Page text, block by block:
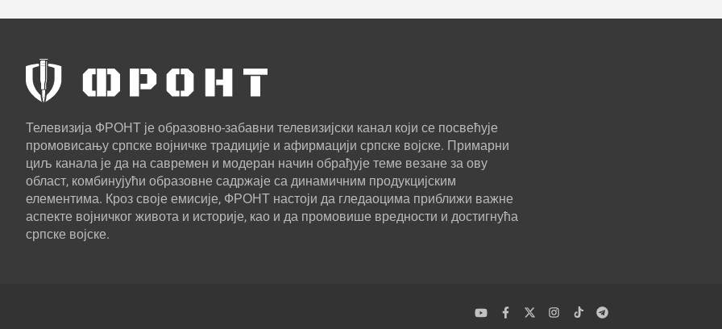
Телевизија ФРОНТ је образовно-забавни телевизијски канал који се посвећује
промовисању српске војничке традиције и афирмацији српске војске. Примарни
циљ канала је да на савремен и модеран начин обрађује теме везане за ову
област, комбинујући образовне садржаје са динамичним продукцијским
елементима. Кроз своје емисије, ФРОНТ настоји да гледаоцима приближи важне
аспекте војничког живота и историје, као и да промовише вредности и достигнућа
српске војске.